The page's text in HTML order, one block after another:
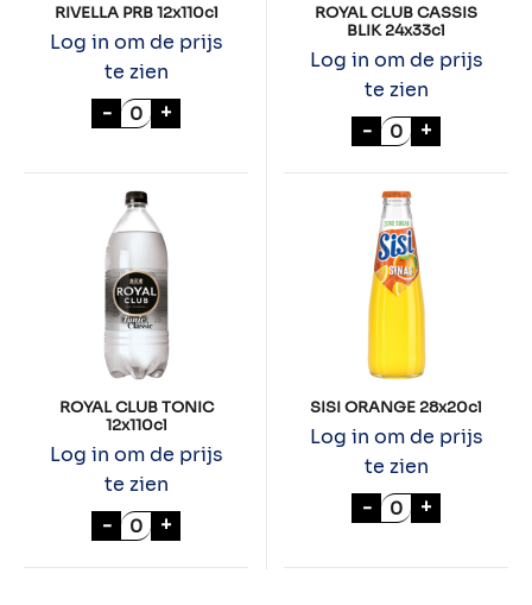
RIVELLA PRB 12x110cl
Log in om de prijs
te zien
- RIVELLA PRB 12x110cl aantal
+
ROYAL CLUB CASSIS
BLIK 24x33cl
Log in om de prijs
te zien
- ROYAL CLUB
+
ROYAL CLUB TONIC
12x110cl
Log in om de prijs
te zien
- ROYAL CLUB TONIC 12x110cl aantal
+
SISI ORANGE 28x20cl
Log in om de prijs
te zien
- SISI ORANGE
+